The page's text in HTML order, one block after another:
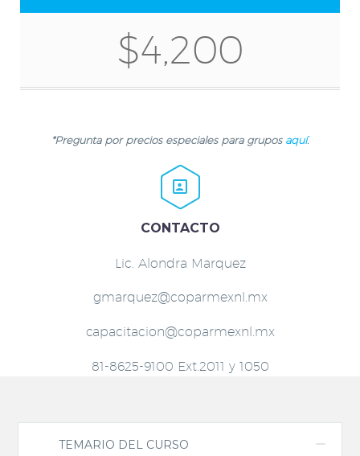
$4,200
*Pregunta por precios especiales para grupos aquí.


CONTACTO
Lic. Alondra Marquez
gmarquez@coparmexnl.mx
capacitacion@coparmexnl.mx
81-8625-9100 Ext.2011 y 1050
TEMARIO DEL CURSO